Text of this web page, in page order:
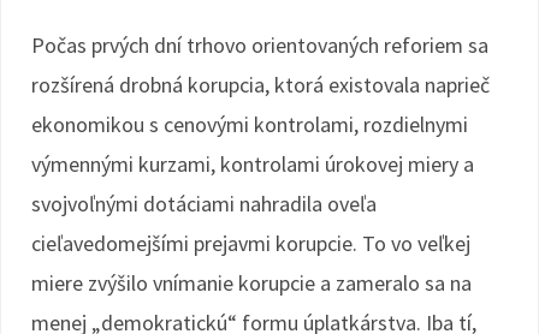
Počas prvých dní trhovo orientovaných reforiem sa
rozšírená drobná korupcia, ktorá existovala naprieč
ekonomikou s cenovými kontrolami, rozdielnymi
výmennými kurzami, kontrolami úrokovej miery a
svojvoľnými dotáciami nahradila oveľa
cieľavedomejšími prejavmi korupcie. To vo veľkej
miere zvýšilo vnímanie korupcie a zameralo sa na
menej „demokratickú“ formu úplatkárstva. Iba tí,